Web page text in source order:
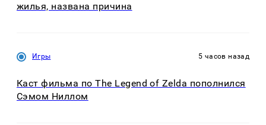
жилья, названа причина
Игры 5 часов назад
Каст фильма по The Legend of Zelda пополнился
Сэмом Ниллом